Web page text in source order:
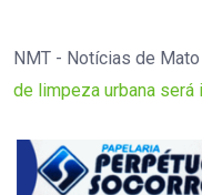
NMT - Notícias de
de limpeza urbana